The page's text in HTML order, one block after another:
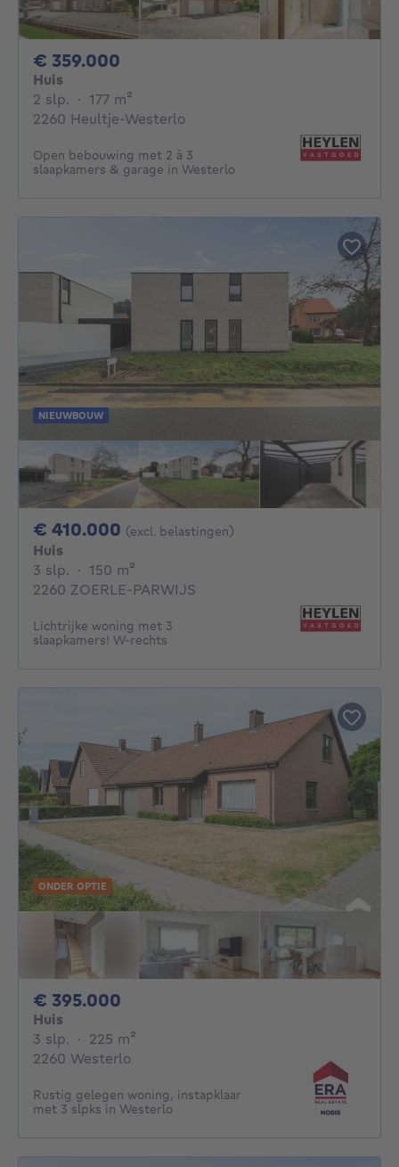
€ 359.000
Huis
2 slp. 2 slaapkamers
· 177 m²
2260 Heultje-Westerlo
Open bebouwing met 2 à 3
slaapkamers & garage in Westerlo
NIEUWBOUW
€ 410.000 410000€
(excl. belastingen)
Huis
3 slp. 3 slaapkamers
· 150 m²
2260 ZOERLE-PARWIJS
Lichtrijke woning met 3
slaapkamers! W-rechts
ONDER OPTIE
€ 395.000
Huis
3 slp. 3 slaapkamers
· 225 m²
2260 Westerlo
Rustig gelegen woning, instapklaar
met 3 slpks in Westerlo